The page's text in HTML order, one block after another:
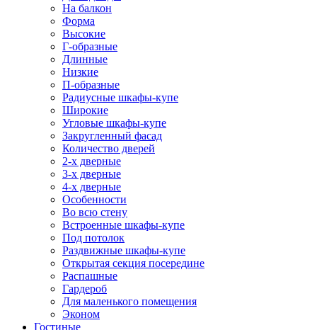
На балкон
Форма
Высокие
Г-образные
Длинные
Низкие
П-образные
Радиусные шкафы-купе
Широкие
Угловые шкафы-купе
Закругленный фасад
Количество дверей
2-х дверные
3-х дверные
4-х дверные
Особенности
Во всю стену
Встроенные шкафы-купе
Под потолок
Раздвижные шкафы-купе
Открытая секция посередине
Распашные
Гардероб
Для маленького помещения
Эконом
Гостиные